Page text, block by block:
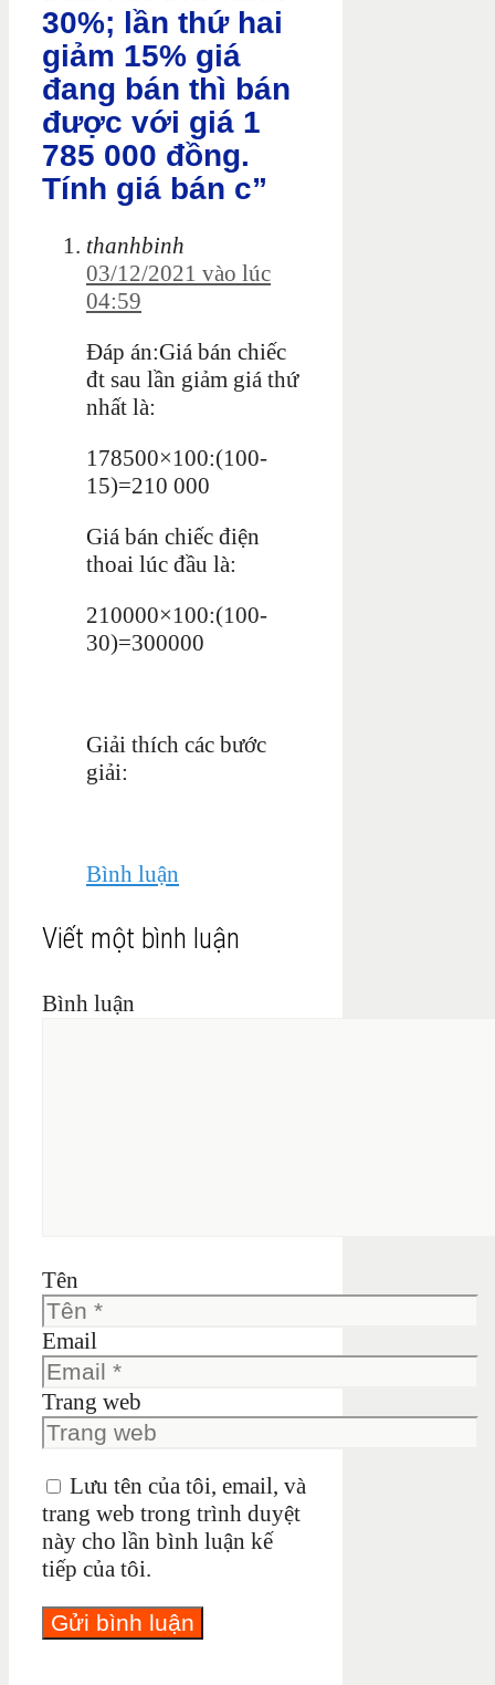
30%; lần thứ hai
giảm 15% giá
đang bán thì bán
được với giá 1
785 000 đồng.
Tính giá bán c”
thanhbinh
03/12/2021 vào lúc
04:59
Đáp án:Giá bán chiếc
đt sau lần giảm giá thứ
nhất là:
178500×100:(100-
15)=210 000
Giá bán chiếc điện
thoai lúc đầu là:
210000×100:(100-
30)=300000
Giải thích các bước
giải:
Bình luận
Viết một bình luận
Bình luận
Tên
Email
Trang web
Lưu tên của tôi, email, và
trang web trong trình duyệt
này cho lần bình luận kế
tiếp của tôi.